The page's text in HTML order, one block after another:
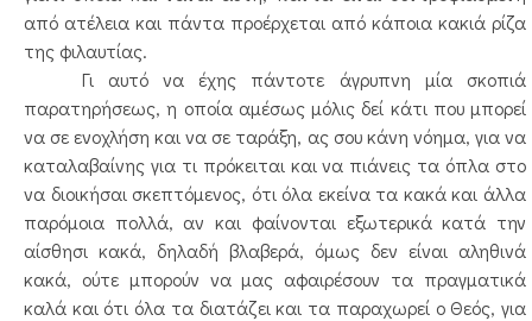
από ατέλεια και πάντα προέρχεται από κάποια κακιά ρίζα
της φιλαυτίας.
Γι αυτό να έχης πάντοτε άγρυπνη μία σκοπιά
παρατηρήσεως, η οποία αμέσως μόλις δεί κάτι που μπορεί
να σε ενοχλήση και να σε ταράξη, ας σου κάνη νόημα, για να
καταλαβαίνης για τι πρόκειται και να πιάνεις τα όπλα στο
να διοικήσαι σκεπτόμενος, ότι όλα εκείνα τα κακά και άλλα
παρόμοια πολλά, αν και φαίνονται εξωτερικά κατά την
αίσθησι κακά, δηλαδή βλαβερά, όμως δεν είναι αληθινά
κακά, ούτε μπορούν να μας αφαιρέσουν τα πραγματικά
καλά και ότι όλα τα διατάζει και τα παραχωρεί ο Θεός, για